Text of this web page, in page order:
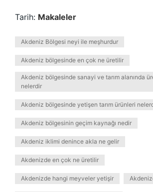
Tarih: Makaleler
Akdeniz Bölgesi neyi ile meşhurdur
Akdeniz bölgesinde en çok ne üretilir
Akdeniz bölgesinde sanayi ve tarım alanında
nelerdir
Akdeniz bölgesinde yetişen tarım ürünleri
Akdeniz bölgesinin geçim kaynağı nedir
Akdeniz iklimi denince akla ne gelir
Akdenizde en çok ne üretilir
Akdenizde hangi meyveler yetişir